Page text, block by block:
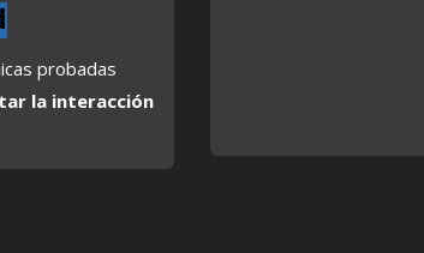
probadas
la interacción